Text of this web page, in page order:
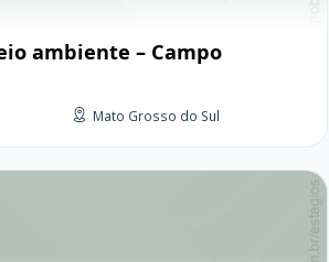
ambiente – Campo
Mato Grosso do Sul